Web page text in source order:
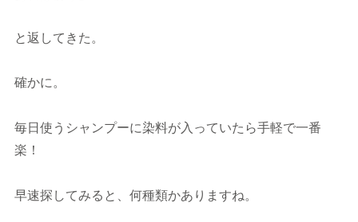
と返してきた。
確かに。
毎日使うシャンプーに染料が入っていたら手軽で一番
楽！
早速探してみると、何種類かありますね。